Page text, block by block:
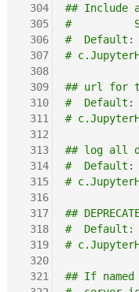
304
305
306
307
308
309
310
311
312
313
314
315
316
317
318
319
320
321
## Include
#
#
#
## url for
#
#
## log all
#  Default:
#
##
#  Default:
#
## If